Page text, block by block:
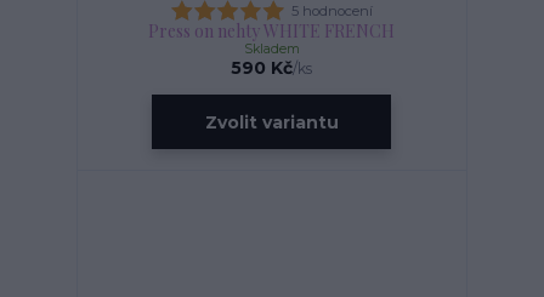
5 hodnocení
Press on nehty WHITE FRENCH
590 Kč/ks
Skladem
Zvolit variantu